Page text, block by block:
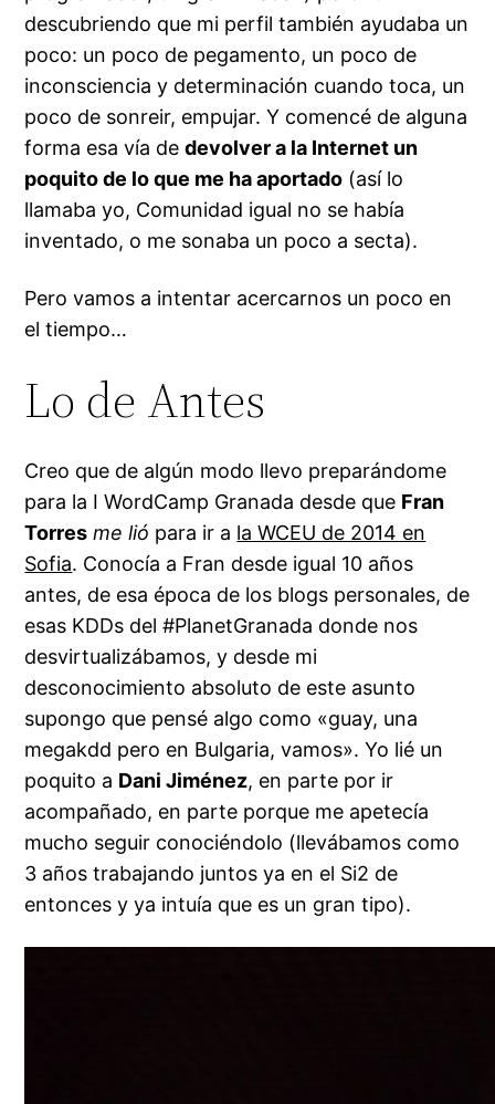
descubriendo que mi perfil también ayudaba un
poco: un poco de pegamento, un poco de
inconsciencia y determinación cuando toca, un
poco de sonreir, empujar. Y comencé de alguna
forma esa vía dedevolver a la Internet un
poquito de lo que me ha aportado (así lo
llamaba yo, Comunidad igual no se había
inventado, o me sonaba un poco a secta).
Pero vamos a intentar acercarnos un poco en
el tiempo…
Lo de Antes
Creo que de algún modo llevo preparándome
para la I WordCamp Granada desde que Fran
Torres me lió para ir a la WCEU de 2014 en
Sofia. Conocía a Fran desde igual 10 años
antes, de esa época de los blogs personales, de
esas KDDs del #PlanetGranada donde nos
desvirtualizábamos, y desde mi
desconocimiento absoluto de este asunto
supongo que pensé algo como «guay, una
megakdd pero en Bulgaria, vamos». Yo lié un
poquito a Dani Jiménez, en parte por ir
acompañado, en parte porque me apetecía
mucho seguir conociéndolo (llevábamos como
3 años trabajando juntos ya en el Si2 de
entonces y ya intuía que es un gran tipo).